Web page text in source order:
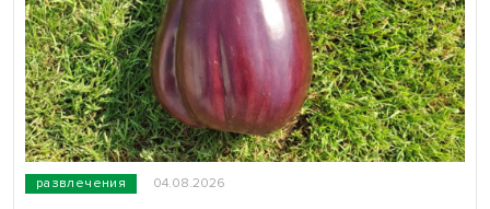
развлечения 04.08.2026